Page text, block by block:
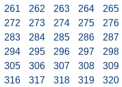
261 262 263 264
265
272 273 274 275
276
283 284 285 286
287
294 295 296 297
298
305 306 307 308
309
316 317 318 319
320